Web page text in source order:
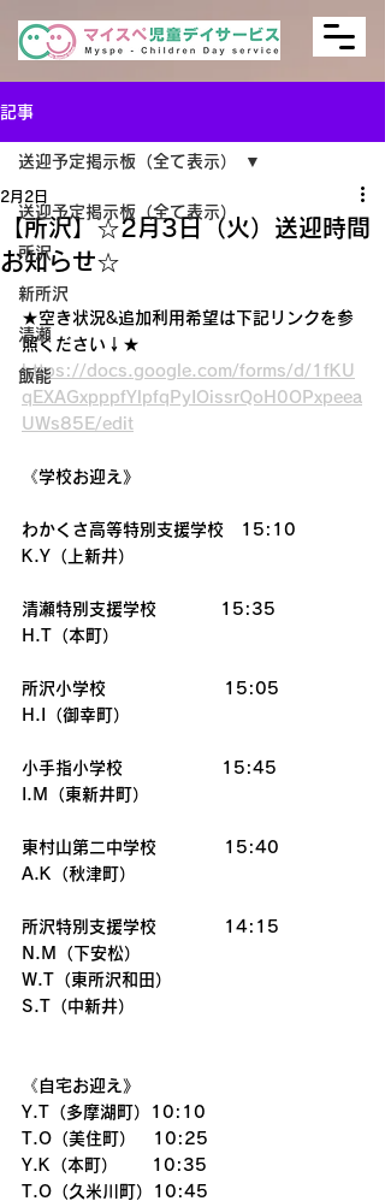
記事
送迎予定掲示板（全て表示）
所沢
新所沢
清瀬
飯能
送迎予定掲示板（全て表示）
【所沢】☆2月3日（火）送迎時間
お知らせ☆
2月2日
★空き状況&追加利用希望は下記リンクを参
照ください↓★
https://docs.google.com/forms/d/1fKU
qEXAGxpppfYlpfqPyIOissrQoH0OPxpeea
UWs85E/edit
《学校お迎え》
わかくさ高等特別支援学校　15:10
K.Y（上新井）
清瀬特別支援学校　　     15:35
H.T（本町）
所沢小学校　　　　　　　15:05
H.I（御幸町）
小手指小学校        　　　15:45
I.M（東新井町）
東村山第二中学校　　　　15:40
A.K（秋津町）
所沢特別支援学校　　　　14:15
N.M（下安松）
W.T（東所沢和田）
S.T（中新井）
《自宅お迎え》
Y.T（多摩湖町）10:10
T.O（美住町）　10:25
Y.K（本町）　　10:35
T.O（久米川町）10:45